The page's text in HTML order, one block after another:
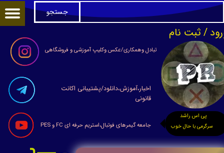
جامعه گیمرهای فوتبال،استریم حرفه ای FC و PES
تبادل وهمکاری/عکس وکلیپ آموزشی و فروشگاهی
اخبار،آموزش،دانلود/پشتیبانی اکانت
قانونی
/ثبت نام
حساب کاربری من
تغییر گذر واژه
سفارشات
خروج از حساب کاربری
جستجو
پی اس راشد
سرگرمی با حال خوب